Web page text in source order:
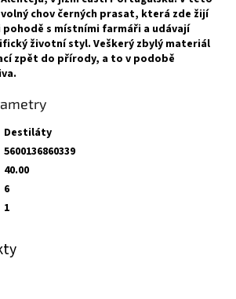
chov černých prasat, která zde žijí
s místními farmáři a udávají
životní styl. Veškerý zbylý materiál
zpět do přírody, a to v podobě
Destiláty
5600136860339
40.00
6
1